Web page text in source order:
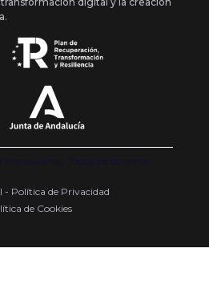
Todos los derechos
- Política de Privacidad
de Cookies